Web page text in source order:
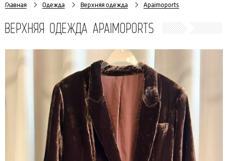
Главная Одежда Верхняя одежда Apaimoports
ВЕРХНЯЯ ОДЕЖДА APAIMOPORTS